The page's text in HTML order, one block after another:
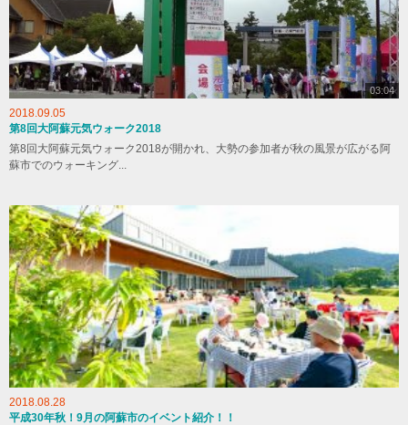
03:04
2018.09.05
第8回大阿蘇元気ウォーク2018
第8回大阿蘇元気ウォーク2018が開かれ、大勢の参加者が秋の風景が広がる阿
蘇市でのウォーキング...
2018.08.28
平成30年秋！9月の阿蘇市のイベント紹介！！